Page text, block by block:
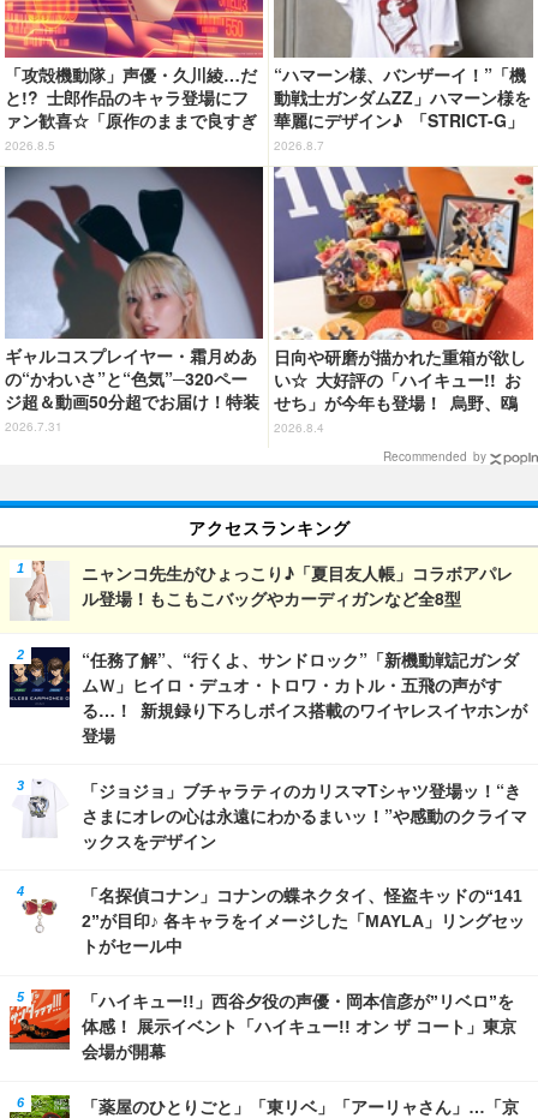
「攻殻機動隊」声優・久川綾…だ
と!? 士郎作品のキャラ登場にフ
ァン歓喜☆「原作のままで良すぎ
るな」「脳の処理が追いつかない
よお」…第5話【ネタバレあり反
応まとめ】
2026.8.5
“ハマーン様、バンザーイ！”「機
動戦士ガンダムZZ」ハマーン様を
華麗にデザイン♪ 「STRICT-G」
Tシャツなどミニコレクション登
場
2026.8.7
ギャルコスプレイヤー・霜月めあ
の“かわいさ”と“色気”─320ペー
ジ超＆動画50分超でお届け！特装
合本版のデジタル写真集が登場
2026.7.31
日向や研磨が描かれた重箱が欲し
い☆ 大好評の「ハイキュー!! お
せち」が今年も登場！ 烏野、鴎
台、音駒、稲荷崎をイメージした
2026.8.4
Recommended by
アクセスランキング
ニャンコ先生がひょっこり♪「夏目友人帳」コラボアパレ
ル登場！もこもこバッグやカーディガンなど全8型
“任務了解”、“行くよ、サンドロック”「新機動戦記ガンダ
ムＷ」ヒイロ・デュオ・トロワ・カトル・五飛の声がす
る…！ 新規録り下ろしボイス搭載のワイヤレスイヤホンが
登場
「ジョジョ」ブチャラティのカリスマTシャツ登場ッ！“き
さまにオレの心は永遠にわかるまいッ！”や感動のクライマ
ックスをデザイン
「名探偵コナン」コナンの蝶ネクタイ、怪盗キッドの“141
2”が目印♪ 各キャラをイメージした「MAYLA」リングセッ
トがセール中
「ハイキュー!!」西谷夕役の声優・岡本信彦が”リベロ”を
体感！ 展示イベント「ハイキュー!! オン ザ コート」東京
会場が開幕
「薬屋のひとりごと」「東リベ」「アーリャさん」…「京